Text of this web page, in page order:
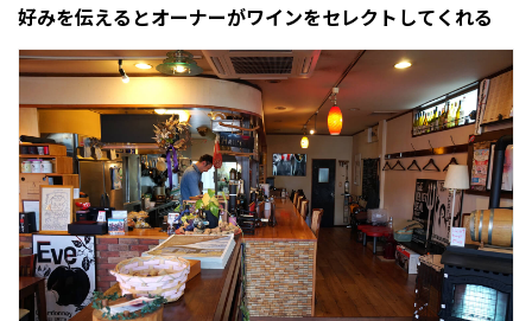
好みを伝えるとオーナーがワインをセレクトしてくれる